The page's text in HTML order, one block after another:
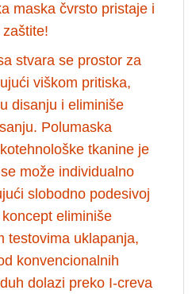
maska čvrsto pristaje i
stvara se prostor za
viškom pritiska,
disanju i eliminiše
Polumaska
tkanine je
može individualno
slobodno podesivoj
eliminiše
testovima uklapanja,
konvencionalnih
dolazi preko I-creva